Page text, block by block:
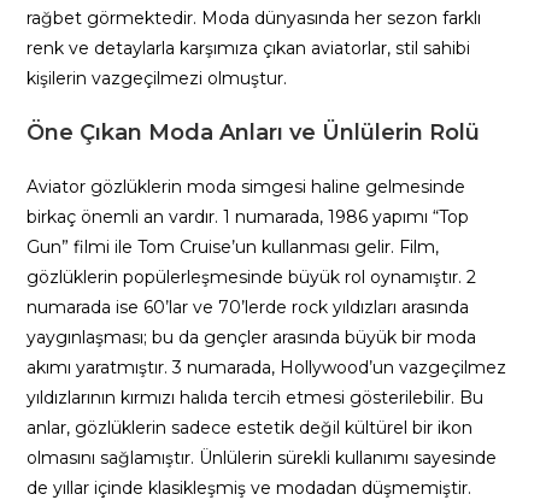
rağbet görmektedir. Moda dünyasında her sezon farklı
renk ve detaylarla karşımıza çıkan aviatorlar, stil sahibi
kişilerin vazgeçilmezi olmuştur.
Öne Çıkan Moda Anları ve Ünlülerin Rolü
Aviator gözlüklerin moda simgesi haline gelmesinde
birkaç önemli an vardır. 1 numarada, 1986 yapımı “Top
Gun” filmi ile Tom Cruise’un kullanması gelir. Film,
gözlüklerin popülerleşmesinde büyük rol oynamıştır. 2
numarada ise 60’lar ve 70’lerde rock yıldızları arasında
yaygınlaşması; bu da gençler arasında büyük bir moda
akımı yaratmıştır. 3 numarada, Hollywood’un vazgeçilmez
yıldızlarının kırmızı halıda tercih etmesi gösterilebilir. Bu
anlar, gözlüklerin sadece estetik değil kültürel bir ikon
olmasını sağlamıştır. Ünlülerin sürekli kullanımı sayesinde
de yıllar içinde klasikleşmiş ve modadan düşmemiştir.